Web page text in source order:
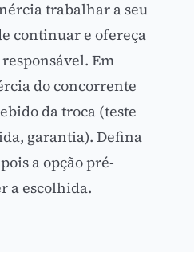
trabalhar a seu
continuar e ofereça
Em
do concorrente
da troca (teste
garantia). Defina
a opção pré-
a escolhida.